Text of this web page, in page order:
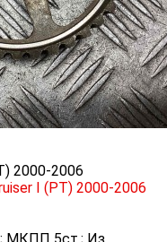
2000-2006
I (PT) 2000-2006
МКПП 5ст.; Из